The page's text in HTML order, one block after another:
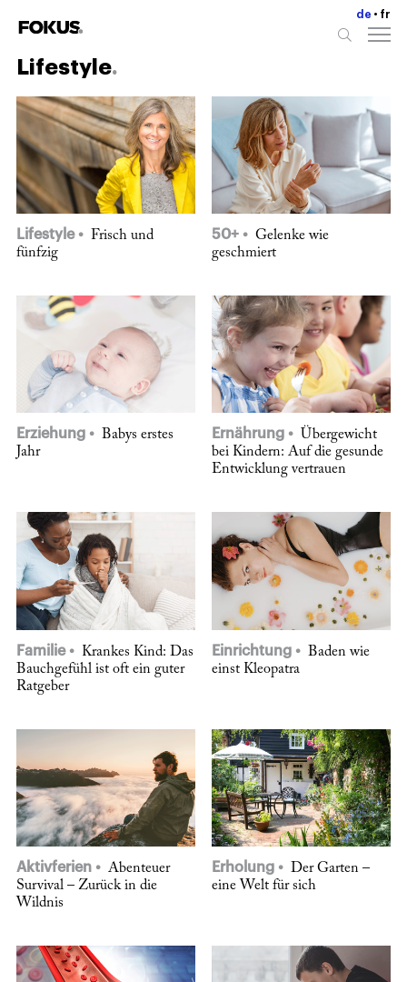
de fr
Lifestyle
Lifestyle
Frisch und
fünfzig
50+
Gelenke wie
geschmiert
Erziehung
Babys erstes
Jahr
Ernährung
Übergewicht
bei Kindern: Auf die gesunde
Entwicklung vertrauen
Familie
Krankes Kind: Das
Bauchgefühl ist oft ein guter
Ratgeber
Einrichtung
Baden wie
einst Kleopatra
Aktivferien
Abenteuer
Survival – Zurück in die
Wildnis
Erholung
Der Garten –
eine Welt für sich